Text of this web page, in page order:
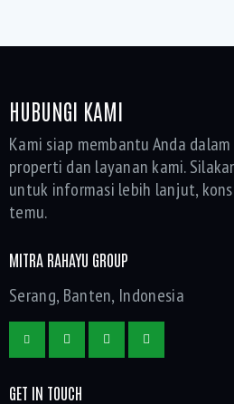
Bedrooms
Area size
Price
Akses Jalan Lebar (3)
CCTV (3)
Gym (1)
Keamanan 24 Jam (4)
HUBUNGI KAMI
Kami siap membantu Anda
properti dan layanan kami.
untuk informasi lebih lanjut,
temu.
MITRA RAHAYU GROUP
Serang, Banten, Indonesia
GET IN TOUCH